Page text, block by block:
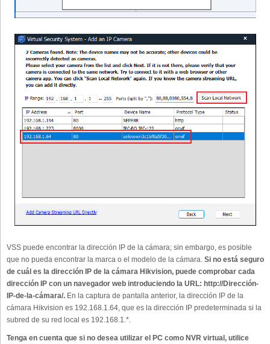
VSS puede encontrar la dirección IP de la cámara; sin embargo, es posible
que no pueda encontrar la marca o el modelo de la cámara. Si no está seguro
de cuál es la dirección IP de la cámara Hikvision, puede comprobar cada
dirección IP con un navegador web introduciendo la URL: http://Dirección-
IP-de-la-cámara/. En la captura de pantalla anterior, la dirección IP de la
cámara Hikvision es 192.168.1.64, que es la dirección IP predeterminada si la
subred de su red local es 192.168.1.*.
Tenga en cuenta que si no desea utilizar el PC como NVR virtual, utilice